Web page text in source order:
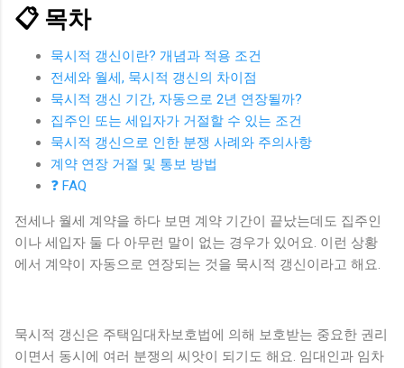
📋 목차
묵시적 갱신이란? 개념과 적용 조건
전세와 월세, 묵시적 갱신의 차이점
묵시적 갱신 기간, 자동으로 2년 연장될까?
집주인 또는 세입자가 거절할 수 있는 조건
묵시적 갱신으로 인한 분쟁 사례와 주의사항
계약 연장 거절 및 통보 방법
❓ FAQ
전세나 월세 계약을 하다 보면 계약 기간이 끝났는데도 집주인
이나 세입자 둘 다 아무런 말이 없는 경우가 있어요. 이런 상황
에서 계약이 자동으로 연장되는 것을 묵시적 갱신이라고 해요.
묵시적 갱신은 주택임대차보호법에 의해 보호받는 중요한 권리
이면서 동시에 여러 분쟁의 씨앗이 되기도 해요. 임대인과 임차